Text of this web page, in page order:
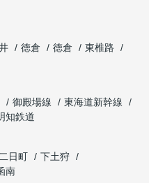
徳倉 徳倉
東椎路
御殿場線
東海道新幹線
知鉄道
日町
下土狩
南